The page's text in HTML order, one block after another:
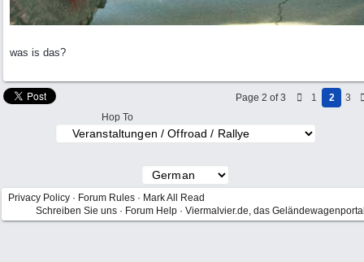
was is das?
Page 2 of 3 1 2
3
Hop To
Privacy Policy · Forum Rules · Mark All Read
Schreiben Sie uns · Forum Help · Viermalvier.de, das